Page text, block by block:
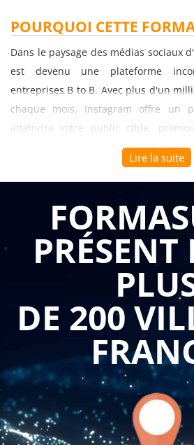
POURQUOI CETTE
Dans le paysage des médias sociaux
est devenu une plateforme
entreprises B to B. Avec plus d'un
chaque mois, Instagram offre un
atteindre votre public cible,
générer des opportunités
formation spécialisée sur le
stratégie Instagram pour
cruciale pour les entreprises B to B.
allons explorer les raisons pour
essentielle pour réussir sur Instagram.
Maximiser la visibilité et
sur la création et la gestion
vous permettra de maximiser
engagement sur la plateforme.
créer un profil professionnel
bons hashtags, à publier un
interagir avec votre audience de
utilisant les meilleures
serez en mesure de générer un
d'attirer de nouveaux followers
présence de votre entreprise
Promouvoir votre marque et
offre une excellente
marque et vos produits de
Lire la suite
DE 200